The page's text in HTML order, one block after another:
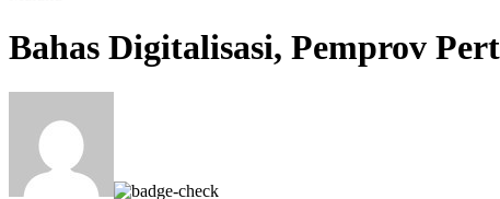
Bahas Digitalisasi, Pemprov